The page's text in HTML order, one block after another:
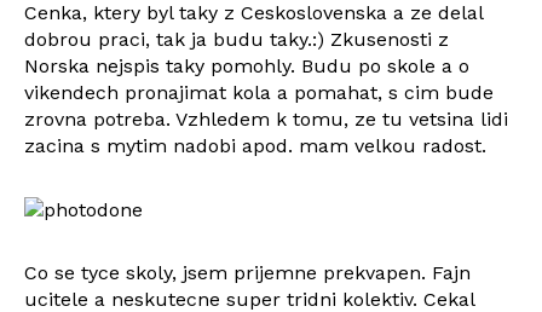
Cenka, ktery byl taky z Ceskoslovenska a ze delal
dobrou praci, tak ja budu taky.:) Zkusenosti z
Norska nejspis taky pomohly. Budu po skole a o
vikendech pronajimat kola a pomahat, s cim bude
zrovna potreba. Vzhledem k tomu, ze tu vetsina lidi
zacina s mytim nadobi apod. mam velkou radost.
Co se tyce skoly, jsem prijemne prekvapen. Fajn
ucitele a neskutecne super tridni kolektiv. Cekal